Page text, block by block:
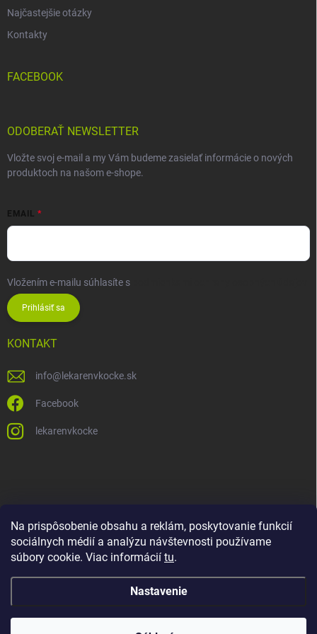
Na prispôsobenie obsahu a reklám, poskytovanie funkcií
sociálnych médií a analýzu návštevnosti používame
súbory cookie. Viac informácií tu.
Nastavenie
Najčastejšie otázky
Kontakty
FACEBOOK
ODOBERAŤ NEWSLETTER
Vložte svoj e-mail a my Vám budeme zasielať informácie o nových
produktoch na našom e-shope.
EMAIL
Vložením e-mailu súhlasíte s
Prihlásiť sa
KONTAKT
info@ lekarenvkocke.sk
Facebook
lekarenvkocke